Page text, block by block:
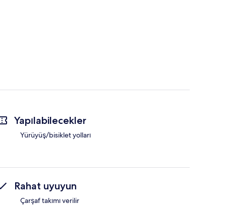
Yapılabilecekler
Yürüyüş/bisiklet yolları
Rahat uyuyun
Çarşaf takımı verilir